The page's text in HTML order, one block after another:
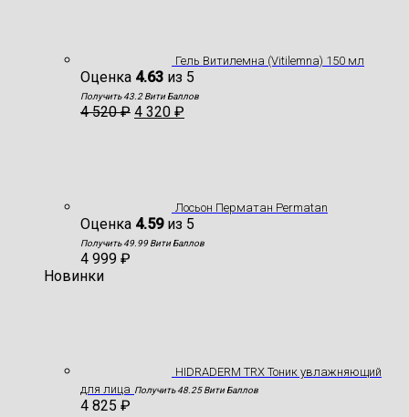
Гель Витилемна (Vitilemna) 150 мл
Оценка 4.63 из 5
Получить 43.2 Вити Баллов
4 520₽ 4 320 ₽
Лосьон Перматан Permatan
Оценка 4.59из 5
Получить 49.99 Вити Баллов
4 999 ₽
Новинки
HIDRADERM TRX Тоник увлажняющий
для лица Получить 48.25 Вити Баллов
4 825 ₽